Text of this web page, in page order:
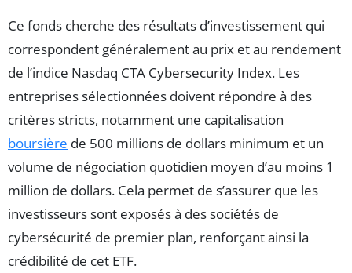
Ce fonds cherche des résultats d’investissement qui
correspondent généralement au prix et au rendement
de l’indice Nasdaq CTA Cybersecurity Index. Les
entreprises sélectionnées doivent répondre à des
critères stricts, notamment une capitalisation
boursière de 500 millions de dollars minimum et un
volume de négociation quotidien moyen d’au moins 1
million de dollars. Cela permet de s’assurer que les
investisseurs sont exposés à des sociétés de
cybersécurité de premier plan, renforçant ainsi la
crédibilité de cet ETF.